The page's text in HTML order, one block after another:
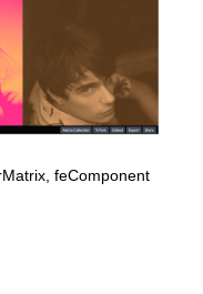
feComponent